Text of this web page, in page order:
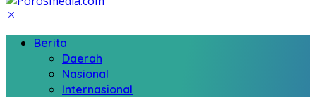
Berita
Daerah
Nasional
Internasional